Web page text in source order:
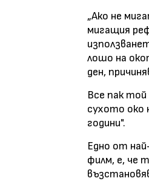
„Ако не
мигащия
лошо на
ден,
Все пак той
сухото око
години".
Едно от
филм, е, че